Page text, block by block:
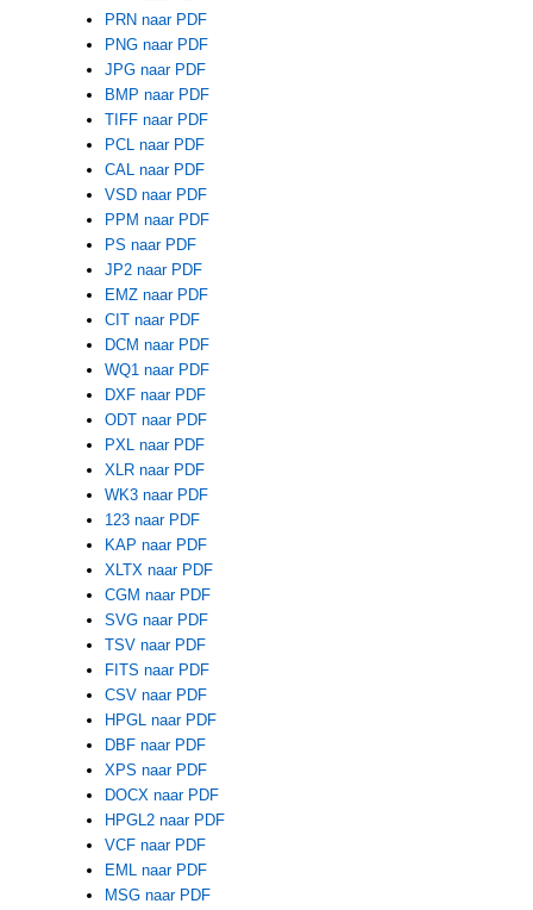
PRN naar PDF
PNG naar PDF
JPG naar PDF
BMP naar PDF
TIFF naar PDF
PCL naar PDF
CAL naar PDF
VSD naar PDF
PPM naar PDF
PS naar PDF
JP2 naar PDF
EMZ naar PDF
CIT naar PDF
DCM naar PDF
WQ1 naar PDF
DXF naar PDF
ODT naar PDF
PXL naar PDF
XLR naar PDF
WK3 naar PDF
123 naar PDF
KAP naar PDF
XLTX naar PDF
CGM naar PDF
SVG naar PDF
TSV naar PDF
FITS naar PDF
CSV naar PDF
HPGL naar PDF
DBF naar PDF
XPS naar PDF
DOCX naar PDF
HPGL2 naar PDF
VCF naar PDF
EML naar PDF
MSG naar PDF